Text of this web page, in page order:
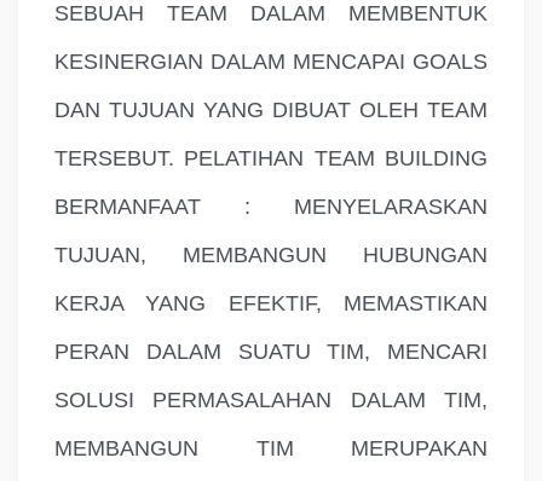
SEBUAH TEAM DALAM MEMBENTUK
KESINERGIAN DALAM MENCAPAI GOALS
DAN TUJUAN YANG DIBUAT OLEH TEAM
TERSEBUT. PELATIHAN TEAM BUILDING
BERMANFAAT : MENYELARASKAN
TUJUAN, MEMBANGUN HUBUNGAN
KERJA YANG EFEKTIF, MEMASTIKAN
PERAN DALAM SUATU TIM, MENCARI
SOLUSI PERMASALAHAN DALAM TIM,
MEMBANGUN TIM MERUPAKAN